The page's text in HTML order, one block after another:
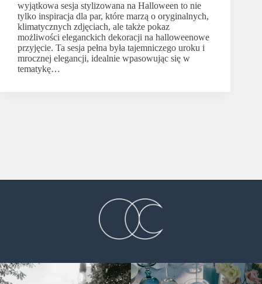
wyjątkowa sesja stylizowana na Halloween to nie
tylko inspiracja dla par, które marzą o oryginalnych,
klimatycznych zdjęciach, ale także pokaz
możliwości eleganckich dekoracji na halloweenowe
przyjęcie. Ta sesja pełna była tajemniczego uroku i
mrocznej elegancji, idealnie wpasowując się w
tematykę…